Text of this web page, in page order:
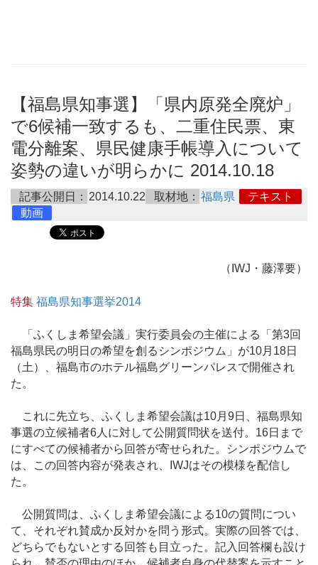
【福島県知事選】「県内原発全廃炉」
で6候補一致するも、二重住民票、東
電分離案、県民健康手帳導入について
姿勢の違いが明らかに 2014.10.18
記事公開日： 2014.10.22 取材地： 福島県
テキスト
動画
（IWJ・藤澤要）
特集 福島県知事選挙2014
「ふくしま希望会議」実行委員会の主催による「第3回
福島県民の明日の希望を創るシンポジウム」が10月18日
（土）、福島市のホテル福島グリーンパレスで開催され
た。
これに先立ち、ふくしま希望会議は10月9日、福島県知
事選の立候補者6人に対して公開質問状を送付。16日まで
にすべての候補者から回答が寄せられた。シンポジウムで
は、この回答内容が発表され、IWJはその模様を配信し
た。
公開質問は、ふくしま希望会議による10の質問につい
て、それぞれ賛成か反対かを問う形式。実際の回答では、
どちらでもないとする回答も目立った。記入回答欄も設け